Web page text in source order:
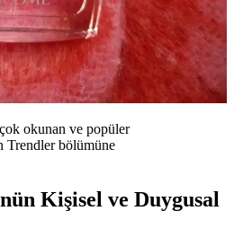
okunan ve popüler
Trendler bölümüne
Kişisel ve Duygusal